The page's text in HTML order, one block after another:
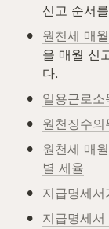
신고 순서
• 원천세 매
을 매월 신
다.
• 일용근로
• 원천징수
•
원천세 매
별 세율
• 지급명세
• 지급명세서